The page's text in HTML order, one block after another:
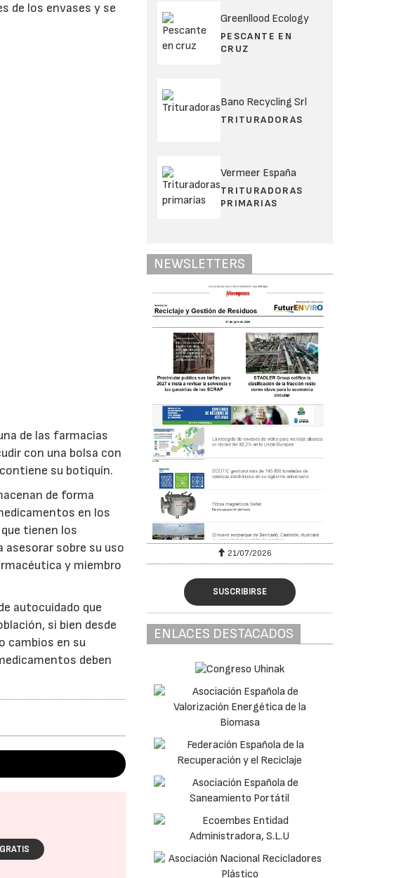
de los envases y se
de las farmacias
con una bolsa con
su botiquín.
de forma
en los
tienen los
sobre su uso
y miembro
autocuidado que
si bien desde
cambios en su
deben
Greenllood Ecology
PESCANTE EN
CRUZ
Bano Recycling Srl
TRITURADORAS
Vermeer España
TRITURADORAS
PRIMARIAS
NEWSLETTERS
28/07/2026 21/07/2026
SUSCRIBIRSE
ENLACES DESTACADOS